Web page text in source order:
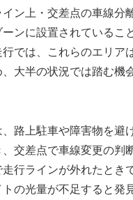
ン上・交差点の車線分
ンに設置されているこ
では、これらのエリア
大半の状況では踏む機
路上駐車や障害物を避
交差点で車線変更の判
行ラインが外れたとき
の光量が不足すると発